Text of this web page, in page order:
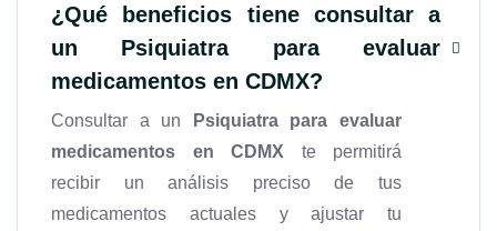
¿Qué beneficios tiene consultar a
un Psiquiatra para evaluar
medicamentos en CDMX?
Consultar a un
Psiquiatra para evaluar
medicamentos en CDMX te permitirá
recibir un análisis preciso de tus
medicamentos actuales y ajustar tu